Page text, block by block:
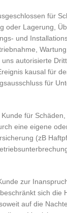
für
oder Lagerung,
und
autorisierte
kausal für
für
für
eine eigene
(zB
zur
sich die
auf die